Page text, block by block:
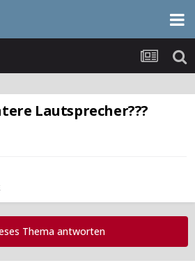
Lautsprecher???
Thema antworten